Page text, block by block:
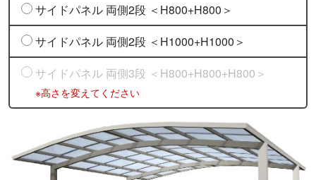
サイドパネル 両側2段 ＜H800+H800＞
サイドパネル 両側2段 ＜H1000+H1000＞
サイドパネル 両側3段 ＜H800+H800+H800＞
※高さを変えてください